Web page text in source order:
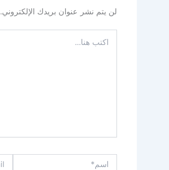
لن يتم نشر عنوان بريدك الإلكتروني.
هنا...